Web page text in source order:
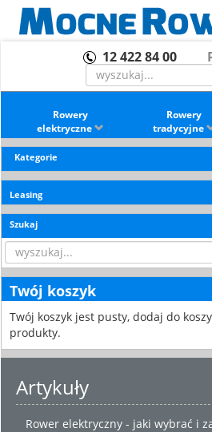
12 422 84 00
Rowery
elektryczne
Rowery
tradycyjne
Kategorie
Leasing
Szukaj
Twój koszyk
Twój koszyk jest pusty, dodaj do
produkty.
Artykuły
Rower elektryczny - jaki wybrać i